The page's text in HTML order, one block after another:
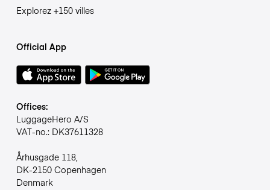
Explorez +150 villes
Official App
Offices:
LuggageHero A/S
VAT-no.: DK37611328
Århusgade 118,
DK-2150 Copenhagen
Denmark